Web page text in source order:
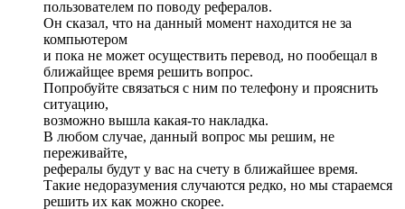
пользователем по поводу рефералов.
Он сказал, что на данный момент находится не за
компьютером
и пока не может осуществить перевод, но пообещал в
ближайщее время решить вопрос.
Попробуйте связаться с ним по телефону и прояснить
ситуацию,
возможно вышла какая-то накладка.
В любом случае, данный вопрос мы решим, не
переживайте,
рефералы будут у вас на счету в ближайшее время.
Такие недоразумения случаются редко, но мы стараемся
решить их как можно скорее.